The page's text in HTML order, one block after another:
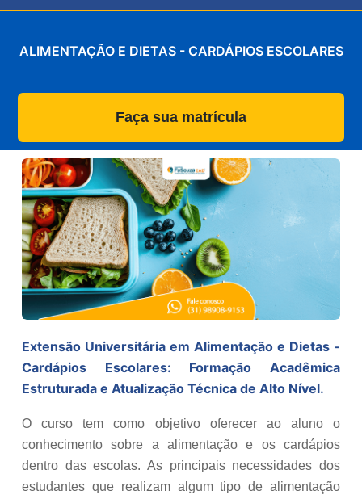
ALIMENTAÇÃO E DIETAS - CARDÁPIOS ESCOLARES
Faça sua matrícula
Extensão Universitária em Alimentação e Dietas -
Cardápios Escolares: Formação Acadêmica
Estruturada e Atualização Técnica de Alto Nível.
O curso tem como objetivo oferecer ao aluno o
conhecimento sobre a alimentação e os cardápios
dentro das escolas. As principais necessidades dos
estudantes que realizam algum tipo de alimentação